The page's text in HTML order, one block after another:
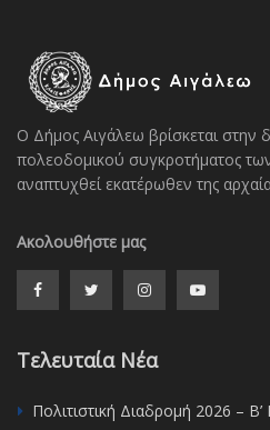
Ο Δήμος Αιγάλεω βρίσκεται στην
πολεοδομικού συγκροτήματος
αναπτυχθεί εκατέρωθεν της
Ακολουθήστε μας
Τελευταία Νέα
Πολιτιστική Διαδρομή 2026 –